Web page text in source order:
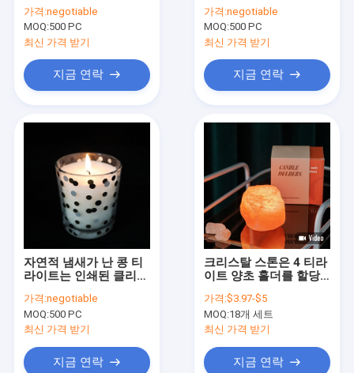
가격:negotiable
MOQ:500 PC
최신 가격 받기
지금 연락
가격:negotiable
MOQ:500 PC
최신 가격 받기
지금 연락
자연적 냄새가 난 콩 티
라이트는 인쇄된 클리어
나무에서 캔들스
가격:negotiable
MOQ:500 PC
최신 가격 받기
지금 연락
크리스탈 스톤은 4 티라
이트 양초 홀더를 할당
다
가격:$3.97-$5
MOQ:18개 세트
최신 가격 받기
지금 연락